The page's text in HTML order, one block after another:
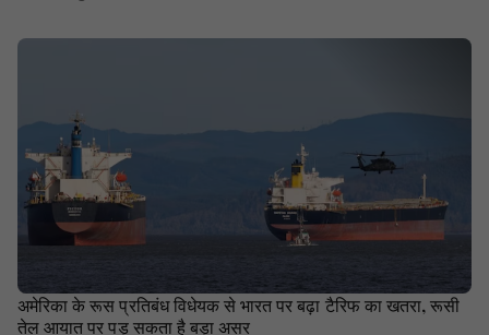
अमेरिका के रूस प्रतिबंध विधेयक से भारत पर बढ़ा टैरिफ का खतरा, रूसी
तेल आयात पर पड़ सकता है बड़ा असर